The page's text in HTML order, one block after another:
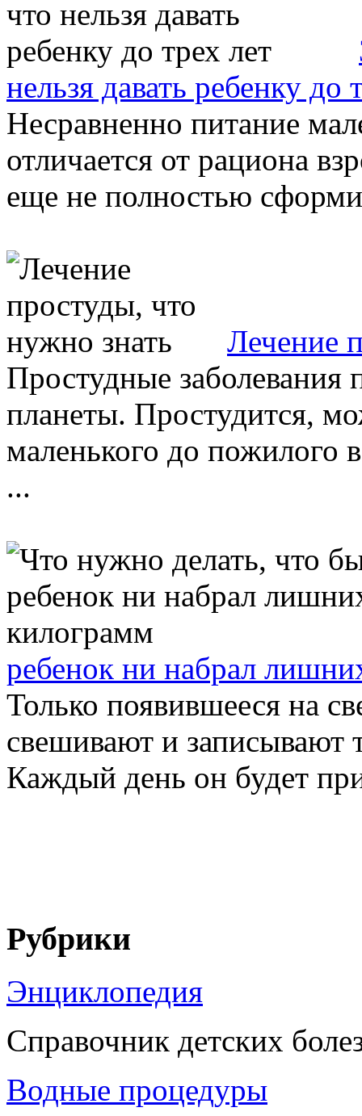
нельзя давать ребенку до
Несравненно питание
отличается от рациона
еще не полностью
Лечение
Простудные заболевания
планеты. Простудится,
маленького до пожилого
...
ребенок ни набрал
Только появившееся на
свешивают и записывают
Каждый день он будет
Рубрики
Энциклопедия
Справочник детских
Водные процедуры